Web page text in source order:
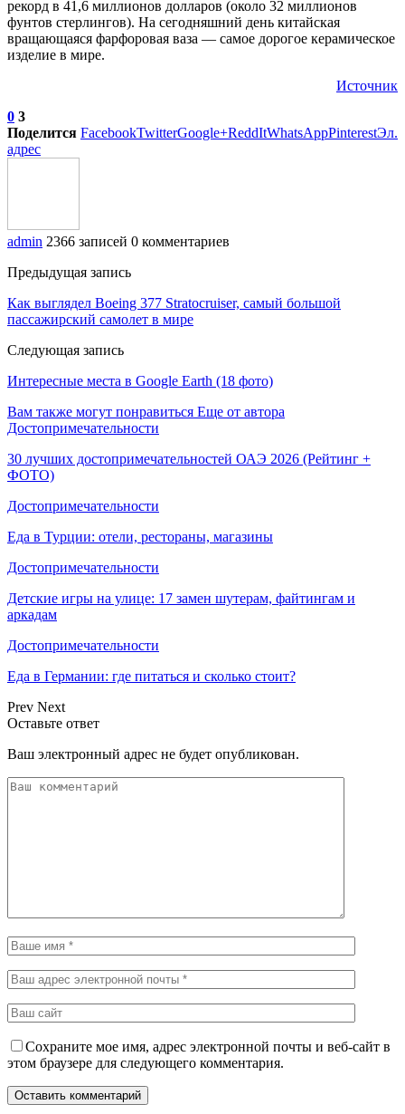
рекорд в 41,6 миллионов долларов (около 32 миллионов
фунтов стерлингов). На сегодняшний день китайская
вращающаяся фарфоровая ваза — самое дорогое керамическое
изделие в мире.
Источник
0 3
Поделится FacebookTwitterGoogle+ReddItWhatsAppPinterestЭл.
адрес
admin 2366 записей 0 комментариев
Предыдущая запись
Как выглядел Boeing 377 Stratocruiser, самый большой
пассажирский самолет в мире
Следующая запись
Интересные места в Google Earth (18 фото)
Вам также могут понравиться Еще от автора
Достопримечательности
30 лучших достопримечательностей ОАЭ 2026 (Рейтинг +
ФОТО)
Достопримечательности
Еда в Турции: отели, рестораны, магазины
Достопримечательности
Детские игры на улице: 17 замен шутерам, файтингам и
аркадам
Достопримечательности
Еда в Германии: где питаться и сколько стоит?
Prev Next
Оставьте ответ
Ваш электронный адрес не будет опубликован.
Сохраните мое имя, адрес электронной почты и веб-сайт в
этом браузере для следующего комментария.